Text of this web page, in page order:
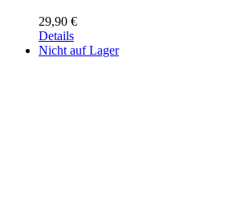
29,90 €
Details
Nicht auf Lager